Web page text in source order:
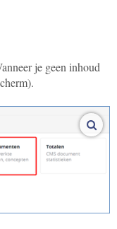
je geen inhoud